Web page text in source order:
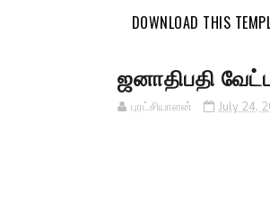
DOWNLOAD THIS
ஜனாதிபதி
புரட்சியாளன் July 24,